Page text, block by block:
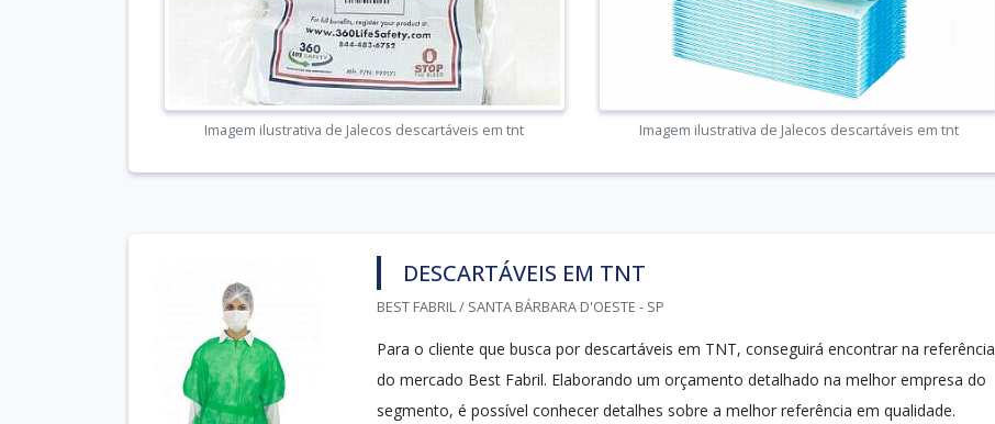
Imagem ilustrativa de Jalecos descartáveis em tnt Imagem ilustrativa de Jalecos descartáveis em tnt
DESCARTÁVEIS EM TNT
BEST FABRIL / SANTA BÁRBARA D'OESTE - SP
Para o cliente que busca por descartáveis em TNT, conseguirá encontrar na referência
do mercado Best Fabril. Elaborando um orçamento detalhado na melhor empresa do
segmento, é possível conhecer detalhes sobre a melhor referência em qualidade.